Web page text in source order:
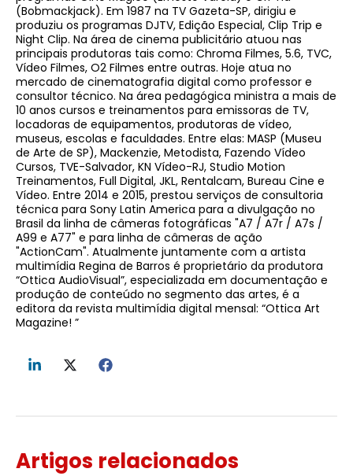
(Bobmackjack). Em 1987 na TV Gazeta-SP, dirigiu e
produziu os programas DJTV, Edição Especial, Clip Trip e
Night Clip. Na área de cinema publicitário atuou nas
principais produtoras tais como: Chroma Filmes, 5.6, TVC,
Vídeo Filmes, O2 Filmes entre outras. Hoje atua no
mercado de cinematografia digital como professor e
consultor técnico. Na área pedagógica ministra a mais de
10 anos cursos e treinamentos para emissoras de TV,
locadoras de equipamentos, produtoras de vídeo,
museus, escolas e faculdades. Entre elas: MASP (Museu
de Arte de SP), Mackenzie, Metodista, Fazendo Vídeo
Cursos, TVE-Salvador, KN Vídeo-RJ, Studio Motion
Treinamentos, Full Digital, JKL, Rentalcam, Bureau Cine e
Vídeo. Entre 2014 e 2015, prestou serviços de consultoria
técnica para Sony Latin America para a divulgação no
Brasil da linha de câmeras fotográficas "A7 / A7r / A7s /
A99 e A77" e para linha de câmeras de ação
"ActionCam". Atualmente juntamente com a artista
multimídia Regina de Barros é proprietário da produtora
“Ottica AudioVisual”, especializada em documentação e
produção de conteúdo no segmento das artes, é a
editora da revista multimídia digital mensal: “Ottica Art
Magazine! ”
Artigos relacionados